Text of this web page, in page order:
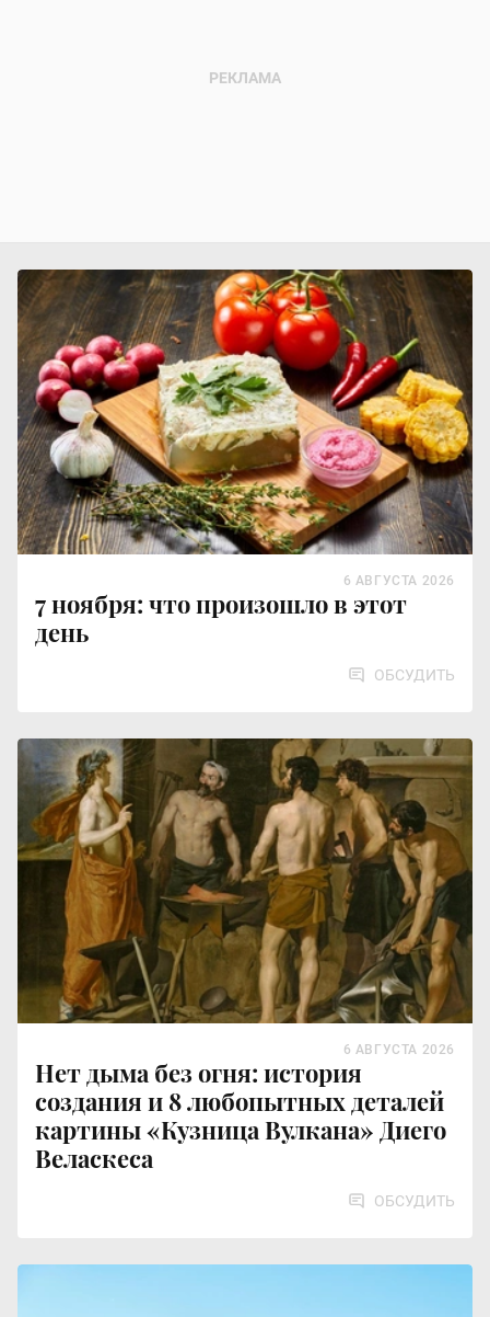
7 ноября: что произошло в этот
день
6 АВГУСТА 2026
ОБСУДИТЬ
Нет дыма без огня: история
создания и 8 любопытных деталей
картины «Кузница Вулкана» Диего
Веласкеса
6 АВГУСТА 2026
ОБСУДИТЬ